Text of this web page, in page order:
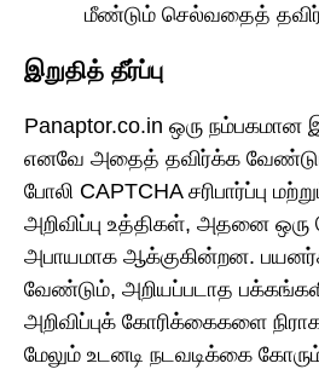
மீண்டும் செல்வதைத்
இறுதித் தீர்ப்பு
Panaptor.co.in ஒரு
எனவே அதைத் தவிர்க்க
போலி CAPTCHA சரிபார்ப்பு
அறிவிப்பு உத்திகள், அதனை ஒரு
அபாயமாக ஆக்குகின்றன.
வேண்டும், அறியப்படாத
அறிவிப்புக் கோரிக்கைகளை
மேலும் உடனடி நடவடிக்கை